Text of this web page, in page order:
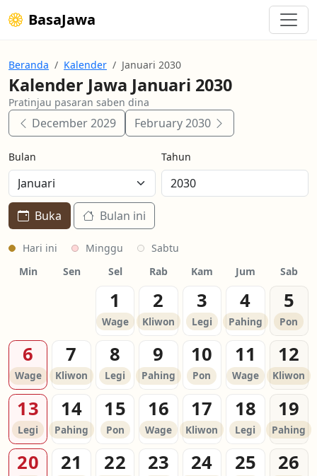
BasaJawa
Beranda Kalender Januari 2030
Kalender Jawa Januari 2030
Pratinjau pasaran saben dina
December 2029 February 2030
Bulan Tahun
Buka Bulan ini
Hari ini Minggu
Sabtu
Min
Sen Sel Rab Kam Jum Sab
1
Wage
2
Kliwon
3
Legi
4
Pahing
5
Pon
6
Wage
7
Kliwon
8
Legi
9
Pahing
10
Pon
11
Wage
12
Kliwon
13
Legi
14
Pahing
15
Pon
16
Wage
17
Kliwon
18
Legi
19
Pahing
20 21 22 23 24 25 26